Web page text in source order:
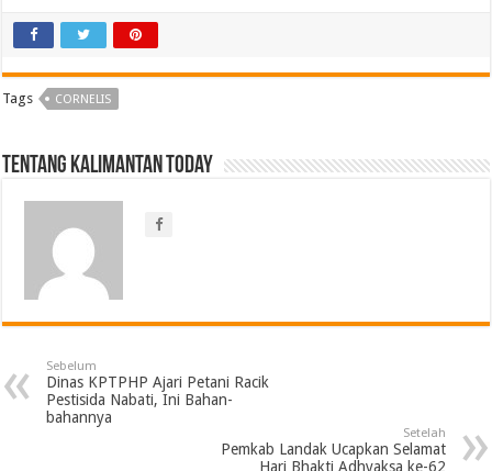
Tags CORNELIS
Tentang Kalimantan Today
Sebelum
Dinas KPTPHP Ajari Petani Racik
Pestisida Nabati, Ini Bahan-
bahannya
Setelah
Pemkab Landak Ucapkan Selamat
Hari Bhakti Adhyaksa ke-62